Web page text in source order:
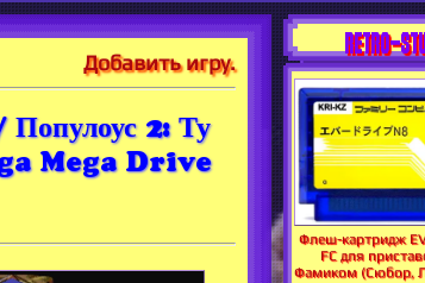
Добавить игру.
2: Ту
Mega Drive
RETRO-
Флеш-картридж
FC для
Фамиком (Сюбор,